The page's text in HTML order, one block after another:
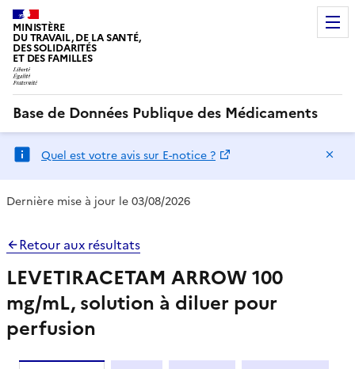
MINISTÈRE
DU TRAVAIL, DE LA SANTÉ,
DES SOLIDARITÉS
ET DES FAMILLES
Base de Données Publique des Médicaments
Quel est votre avis sur E-notice ?
Dernière mise à jour le 03/08/2026
Retour aux résultats
LEVETIRACETAM ARROW 100
mg/mL, solution à diluer pour
perfusion